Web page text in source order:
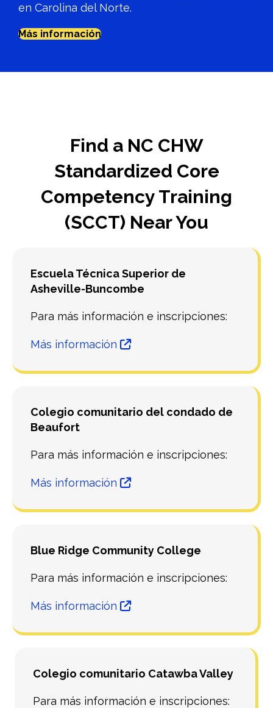
en Carolina del Norte.
Más información
Find a NC CHW
Standardized Core
Competency Training
(SCCT) Near You
Escuela Técnica Superior de
Asheville-Buncombe
Para más información e inscripciones:
Más información
Colegio comunitario del condado de
Beaufort
Para más información e inscripciones:
Más información
Blue Ridge Community College
Para más información e inscripciones:
Más información
Colegio comunitario Catawba Valley
Para más información e inscripciones: